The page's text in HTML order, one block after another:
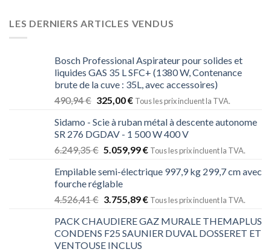
LES DERNIERS ARTICLES VENDUS
Bosch Professional Aspirateur pour solides et
liquides GAS 35 L SFC+ (1380 W, Contenance
brute de la cuve : 35L, avec accessoires)
490,94€ 325,00€ Tous les prix incluent la TVA.
Sidamo - Scie à ruban métal à descente autonome
SR 276 DGDAV - 1 500 W 400 V
6.249,35€ 5.059,99€ Tous les prix incluent la TVA.
Empilable semi-électrique 997,9 kg 299,7 cm avec
fourche réglable
4.526,41€ 3.755,89€ Tous les prix incluent la TVA.
PACK CHAUDIERE GAZ MURALE THEMAPLUS
CONDENS F25 SAUNIER DUVAL DOSSERET ET
VENTOUSE INCLUS